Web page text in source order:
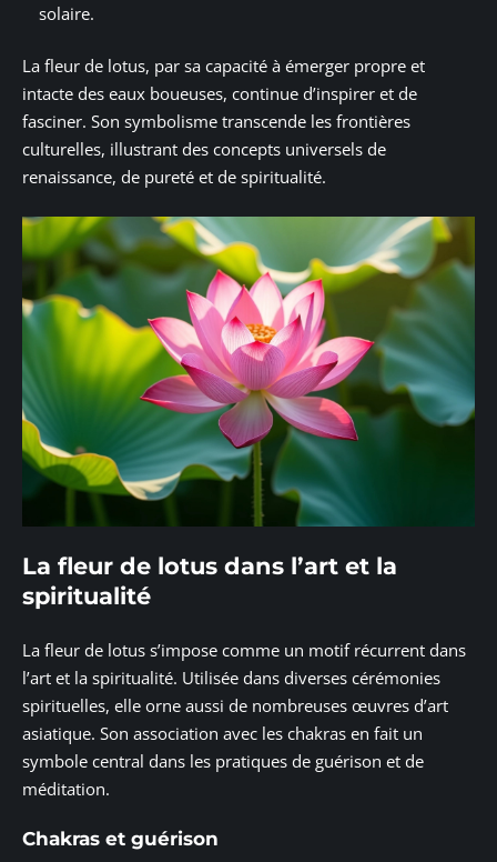
solaire.
La fleur de lotus, par sa capacité à émerger propre et
intacte des eaux boueuses, continue d’inspirer et de
fasciner. Son symbolisme transcende les frontières
culturelles, illustrant des concepts universels de
renaissance, de pureté et de spiritualité.
La fleur de lotus dans l’art et la
spiritualité
La fleur de lotus s’impose comme un motif récurrent dans
l’art et la spiritualité. Utilisée dans diverses cérémonies
spirituelles, elle orne aussi de nombreuses œuvres d’art
asiatique. Son association avec les chakras en fait un
symbole central dans les pratiques de guérison et de
méditation.
Chakras et guérison